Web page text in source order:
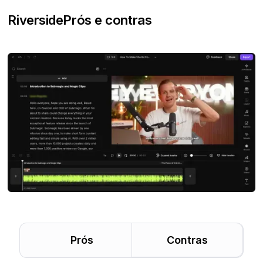
RiversidePrós e contras
Prós Contras